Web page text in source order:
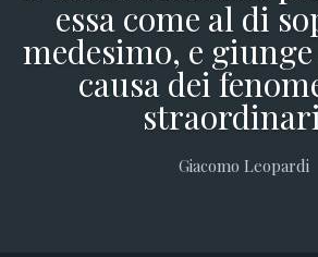
essa come al di
medesimo, e
causa dei
Giacomo Leopardi